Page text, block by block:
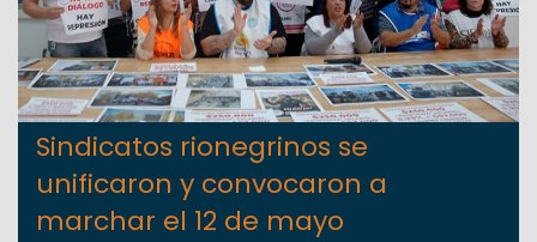
Sindicatos rionegrinos se
unificaron y convocaron a
marchar el 12 de mayo